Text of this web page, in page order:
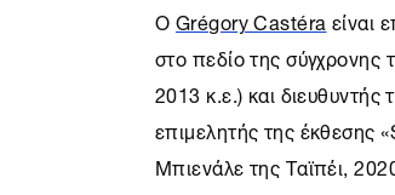
ΟGrégory Castéraείναι
στο πεδίο της σύγχρονης
2013 κ.ε.) και
επιμελητής της έκθεσης
Μπιενάλε της Ταϊπέι,